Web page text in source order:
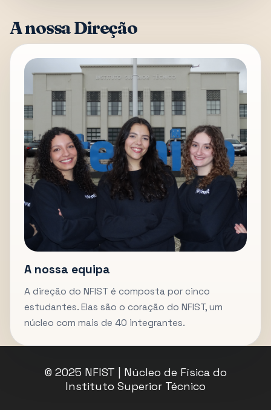
A nossa Direção
A nossa equipa
A direção do NFIST é composta por cinco
estudantes. Elas são o coração do NFIST, um
núcleo com mais de 40 integrantes.
© 2025 NFIST | Núcleo de Física do
Instituto Superior Técnico